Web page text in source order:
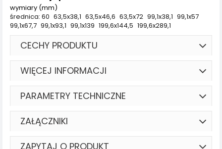
wymiary (mm)
średnica: 60 63,5x38,1 63,5x46,6 63,5x72 99,1x38,1 99,1x57
99,1x67,7 99,1x93,1 99,1x139 199,6x144,5 199,6x289,1
CECHY PRODUKTU
WIĘCEJ INFORMACJI
PARAMETRY TECHNICZNE
ZAŁĄCZNIKI
ZAPYTAJ O PRODUKT